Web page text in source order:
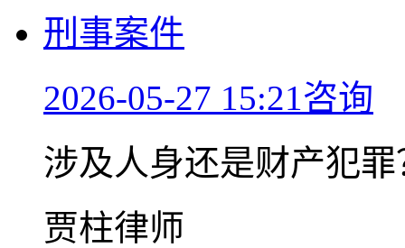
刑事案件
2026-05-27 15:21咨询
涉及人身还是财产犯罪
贾柱律师